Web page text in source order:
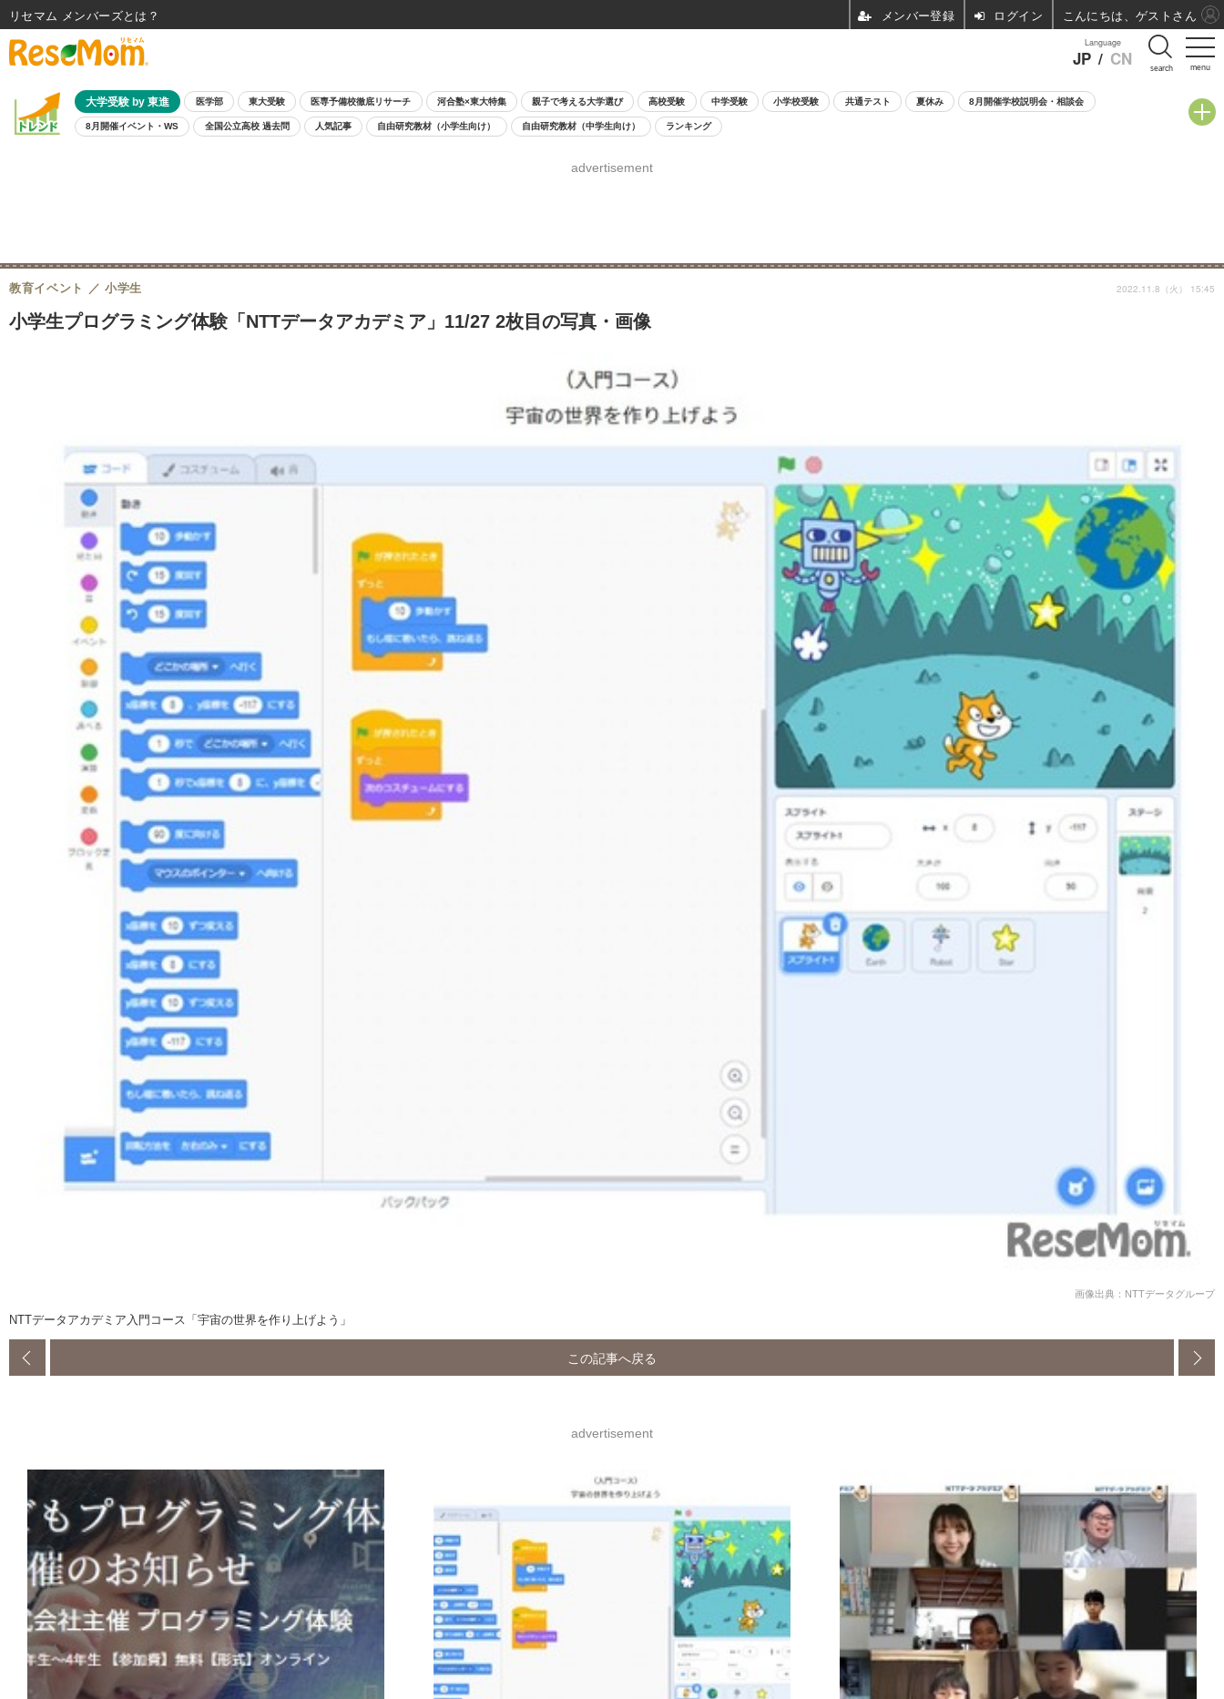
menu
Language
JP / CN search
大学受験 by 東進 医学部 東大受験 医専予備校徹底リサーチ 河合塾×東大特集 親子で考える大学選び 高校受験 中学受験 小学校受験 共通テスト 夏休み 8月開催学校説明会・相談会
8月開催イベント・WS 全国公立高校 過去問 人気記事 自由研究教材（小学生向け） 自由研究教材（中学生向け） ランキング
advertisement
小学生プログラミング体験「NTTデータアカデミア」11/27 2枚目の写真・画像
教育イベント 小学生 2022.11.8（火） 15:45
画像出典：NTTデータグループ
NTTデータアカデミア入門コース「宇宙の世界を作り上げよう」
この記事へ戻る
advertisement
リセマム メンバーズ ログイン こんにちは、ゲストさん